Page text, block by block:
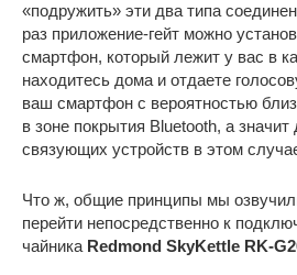
«подружить» эти два типа
раз приложение-гейт можно
смартфон, который лежит у вас в
находитесь дома и отдаете
ваш смартфон с вероятностью
в зоне покрытия Bluetooth, а
связующих устройств в этом
Что ж, общие принципы мы
перейти непосредственно к
чайника Redmond SkyKettle RK-